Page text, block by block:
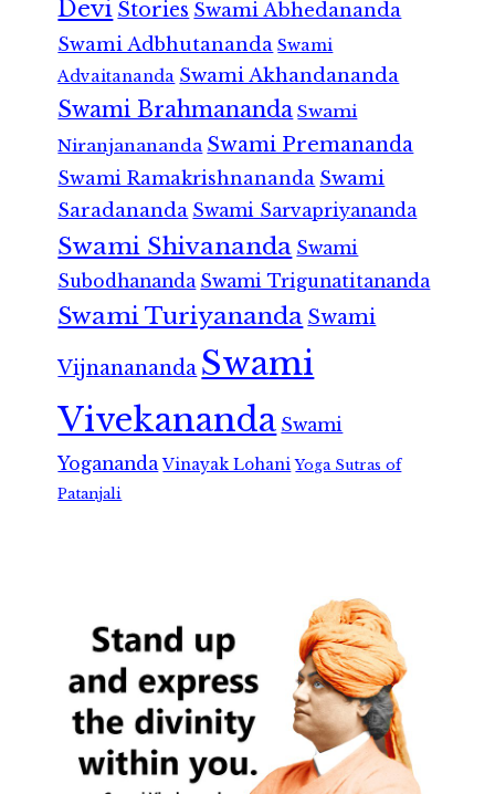
Devi Stories Swami Abhedananda
Swami Adbhutananda Swami
Advaitananda Swami Akhandananda
Swami Brahmananda Swami
Niranjanananda Swami Premananda
Swami Ramakrishnananda Swami
Saradananda Swami Sarvapriyananda
Swami Shivananda Swami
Subodhananda Swami Trigunatitananda
Swami Turiyananda Swami
Vijnanananda Swami
Vivekananda Swami
Yogananda Vinayak Lohani Yoga Sutras of
Patanjali